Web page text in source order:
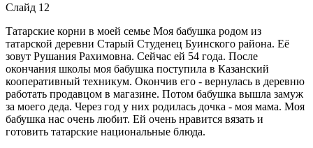
Слайд 12
Татарские корни в моей семье Моя бабушка родом из
татарской деревни Старый Студенец Буинского района. Её
зовут Рушания Рахимовна. Сейчас ей 54 года. После
окончания школы моя бабушка поступила в Казанский
кооперативный техникум. Окончив его - вернулась в деревню
работать продавцом в магазине. Потом бабушка вышла замуж
за моего деда. Через год у них родилась дочка - моя мама. Моя
бабушка нас очень любит. Ей очень нравится вязать и
готовить татарские национальные блюда.